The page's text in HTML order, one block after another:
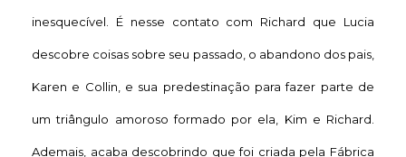
inesquecível. É nesse contato com Richard que Lucia
descobre coisas sobre seu passado, o abandono dos pais,
Karen e Collin, e sua predestinação para fazer parte de
um triângulo amoroso formado por ela, Kim e Richard.
Ademais, acaba descobrindo que foi criada pela Fábrica